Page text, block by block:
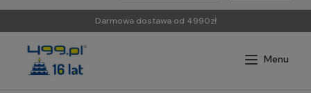
Darmowa dostawa od 4990zł